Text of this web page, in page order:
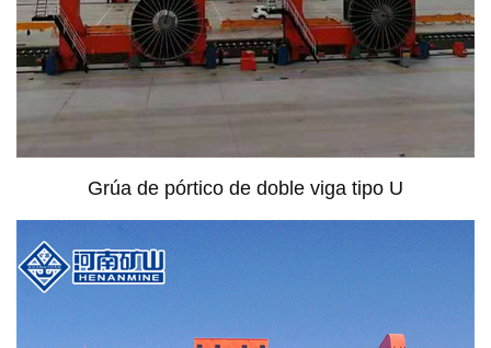
Grúa de pórtico de doble viga tipo U